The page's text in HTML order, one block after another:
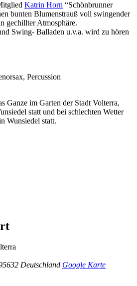
Katrin Horn “Schönbrunner
bunten Blumenstrauß voll swingender
gechillter Atmosphäre.
Swing- Balladen u.v.a. wird zu hören
Percussion
Ganze im Garten der Stadt Volterra,
statt und bei schlechten Wetter
Wunsiedel statt.
Deutschland Google Karte